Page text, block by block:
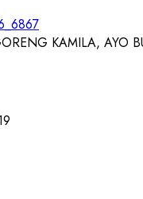
KAMILA, AYO